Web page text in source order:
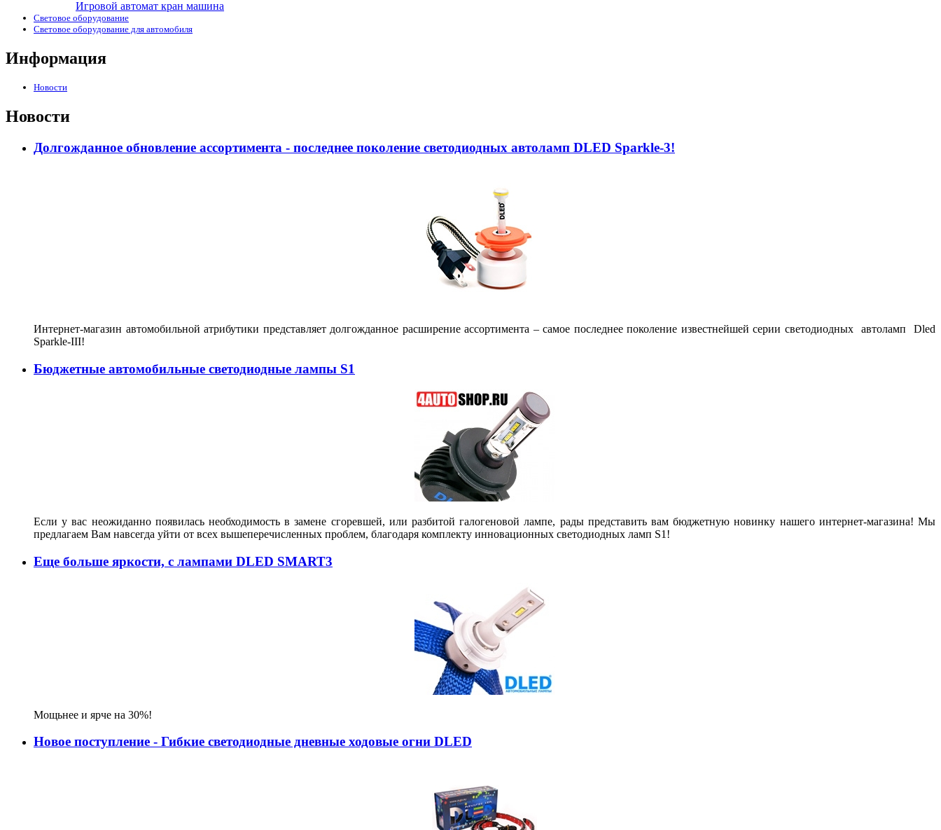
Игровой автомат кран машина
Световое оборудование
Световое оборудование для автомобиля
Информация
Новости
Новости
Долгожданное обновление ассортимента - последнее поколение светодиодных автоламп DLED Sparkle-3!
Интернет-магазин автомобильной атрибутики представляет долгожданное расширение ассортимента – самое последнее поколение известнейшей серии светодиодных автоламп Dled
Sparkle-III!
Бюджетные автомобильные светодиодные лампы S1
Если у вас неожиданно появилась необходимость в замене сгоревшей, или разбитой галогеновой лампе, рады представить вам бюджетную новинку нашего интернет-магазина! Мы
предлагаем Вам навсегда уйти от всех вышеперечисленных проблем, благодаря комплекту инновационных светодиодных ламп S1!
Еще больше яркости, с лампами DLED SMART3
Мощьнее и ярче на 30%!
Новое поступление - Гибкие светодиодные дневные ходовые огни DLED